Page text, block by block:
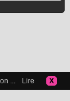
... Lire X